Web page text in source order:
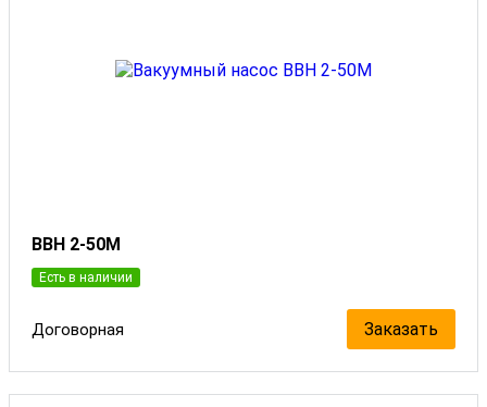
ВВН 2-50М
Есть в наличии
Договорная Заказать